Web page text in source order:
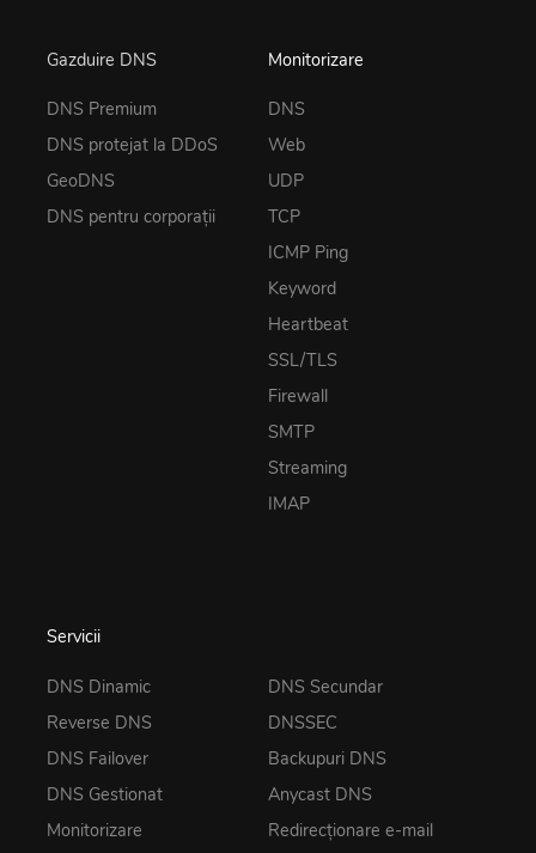
Gazduire DNS
DNS Premium
DNS protejat la DDoS
GeoDNS
DNS pentru corporații
Monitorizare
DNS
Web
UDP
TCP
ICMP Ping
Keyword
Heartbeat
SSL/TLS
Firewall
SMTP
Streaming
IMAP
Servicii
DNS Dinamic
Reverse DNS
DNS Failover
DNS Gestionat
Monitorizare
DNS Secundar
DNSSEC
Backupuri DNS
Anycast DNS
Redirecționare e-mail